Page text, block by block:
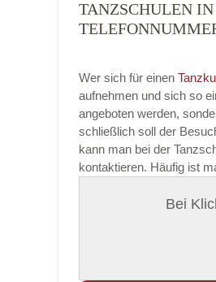
TANZSCHULEN
Wer sich für einen
aufnehmen und sich so
angeboten werden,
schließlich soll der
kann man bei der
kontaktieren. Häufig ist
Bei